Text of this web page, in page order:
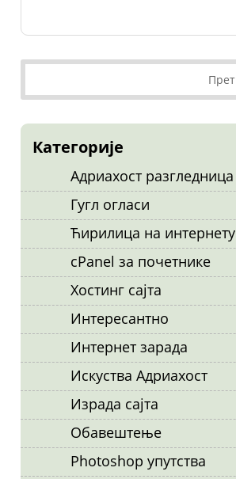
Категорије
Адриахост разгледница
Гугл огласи
Ћирилица на интернету
cPanel за почетнике
Хостинг сајта
Интересантно
Интернет зарада
Искуства Адриахост
Израда сајта
Обавештење
Photoshop упутства